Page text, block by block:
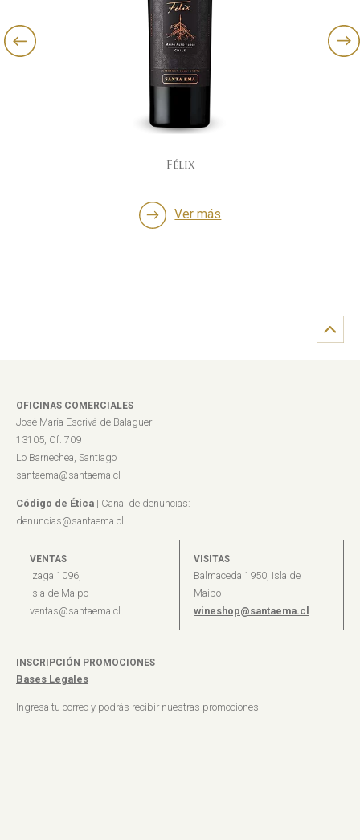
Félix
Ver más
OFICINAS COMERCIALES
José María Escrivá de Balaguer
13105, Of. 709
Lo Barnechea, Santiago
santaema@santaema.cl
Código de Ética | Canal de denuncias:
denuncias@santaema.cl
VENTAS
Izaga 1096,
Isla de Maipo
ventas@santaema.cl
VISITAS
Balmaceda 1950, Isla de
Maipo
wineshop@santaema.cl
INSCRIPCIÓN PROMOCIONES
Bases Legales
Ingresa tu correo y podrás recibir nuestras promociones